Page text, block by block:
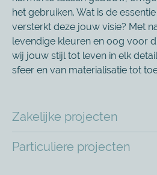
het gebruiken. Wat is de
versterkt deze jouw visie? Met
levendige kleuren en oog voor
wij jouw stijl tot leven in elk
sfeer en van materialisatie tot
Zakelijke projecten
Particuliere projecten